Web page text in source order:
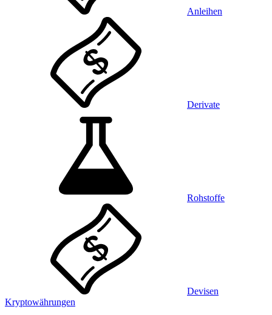
Anleihen
Derivate
Rohstoffe
Devisen
Kryptowährungen